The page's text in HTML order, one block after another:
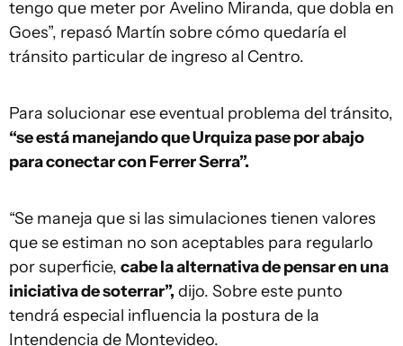
tengo que meter por Avelino Miranda, que dobla en
Goes”, repasó Martín sobre cómo quedaría el
tránsito particular de ingreso al Centro.
Para solucionar ese eventual problema del tránsito,
“se está manejando que Urquiza pase por abajo
para conectar con Ferrer Serra”.
“Se maneja que si las simulaciones tienen valores
que se estiman no son aceptables para regularlo
por superficie, cabe la alternativa de pensar en una
iniciativa de soterrar”, dijo. Sobre este punto
tendrá especial influencia la postura de la
Intendencia de Montevideo.